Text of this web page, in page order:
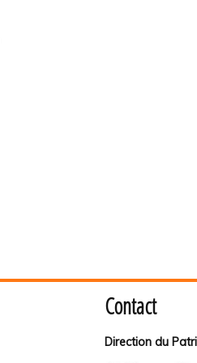
Contact
Direction du